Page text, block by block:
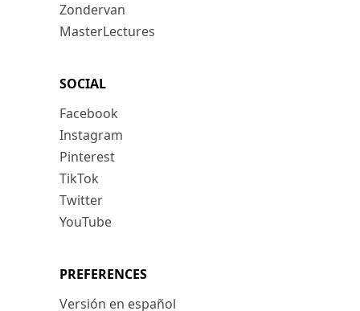
Zondervan
MasterLectures
SOCIAL
Facebook
Instagram
Pinterest
TikTok
Twitter
YouTube
PREFERENCES
Versión en español